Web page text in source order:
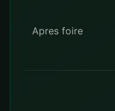
Apres foire